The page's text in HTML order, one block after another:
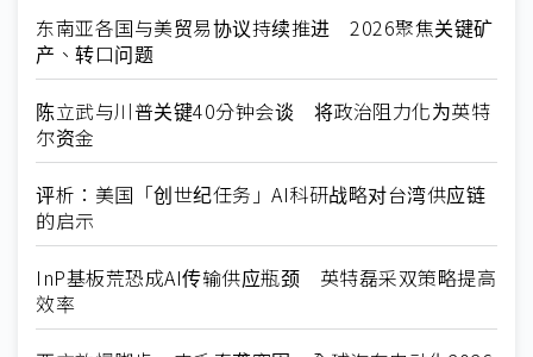
东南亚各国与美贸易协议持续推进 2026聚焦关键矿
产、转口问题
陈立武与川普关键40分钟会谈 将政治阻力化为英特
尔资金
评析：美国「创世纪任务」AI科研战略对台湾供应链
的启示
InP基板荒恐成AI传输供应瓶颈 英特磊采双策略提高
效率